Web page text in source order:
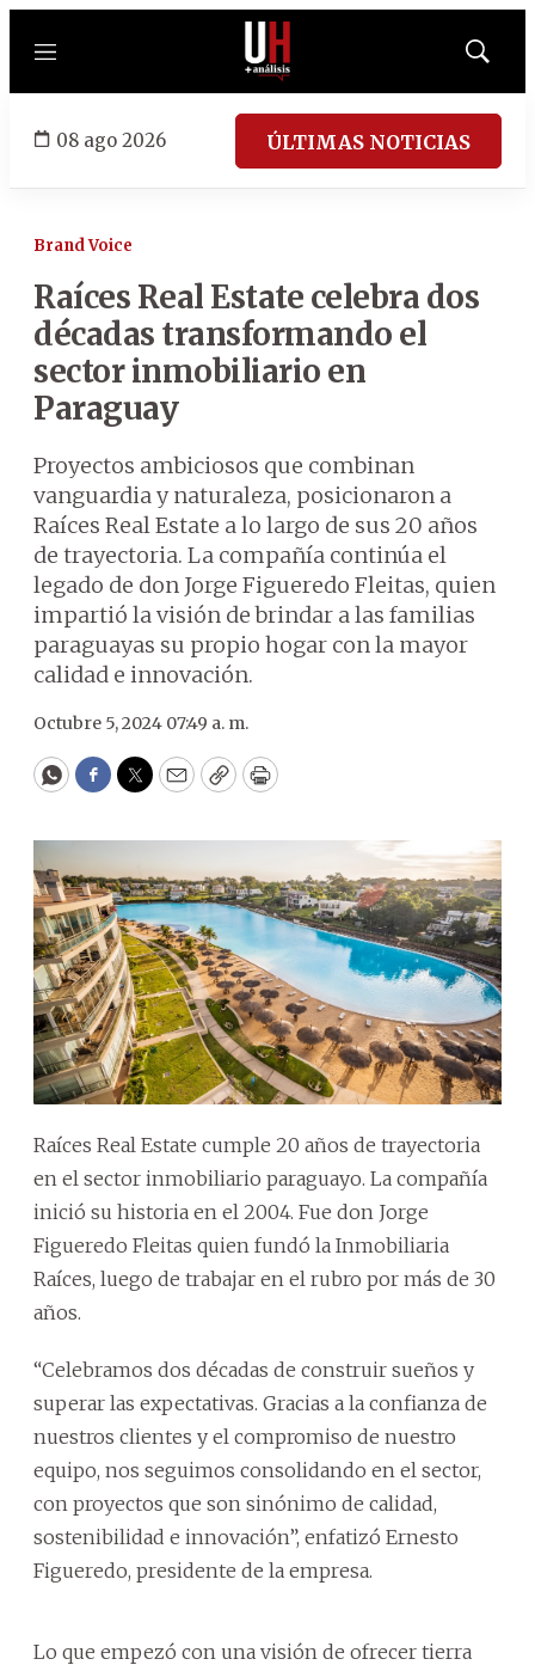
Menú
Mostrar
08 ago 2026 ÚLTIMAS NOTICIAS
Brand Voice
Raíces Real Estate celebra dos
décadas transformando el
sector inmobiliario en
Paraguay
Proyectos ambiciosos que combinan
vanguardia y naturaleza, posicionaron a
Raíces Real Estate a lo largo de sus 20 años
de trayectoria. La compañía continúa el
legado de don Jorge Figueredo Fleitas, quien
impartió la visión de brindar a las familias
paraguayas su propio hogar con la mayor
calidad e innovación.
Octubre 5, 2024 07:49 a. m.
WhatsApp
Facebook
Twitter
EmailCopyPrint
Raíces Real Estate cumple 20 años de trayectoria
en el sector inmobiliario paraguayo. La compañía
inició su historia en el 2004. Fue don Jorge
Figueredo Fleitas quien fundó la Inmobiliaria
Raíces, luego de trabajar en el rubro por más de 30
años.
“Celebramos dos décadas de construir sueños y
superar las expectativas. Gracias a la confianza de
nuestros clientes y el compromiso de nuestro
equipo, nos seguimos consolidando en el sector,
con proyectos que son sinónimo de calidad,
sostenibilidad e innovación”, enfatizó Ernesto
Figueredo, presidente de la empresa.
Lo que empezó con una visión de ofrecer tierra